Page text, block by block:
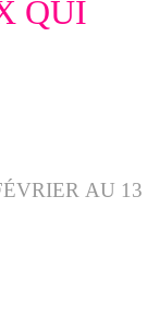
QUI
AU 13